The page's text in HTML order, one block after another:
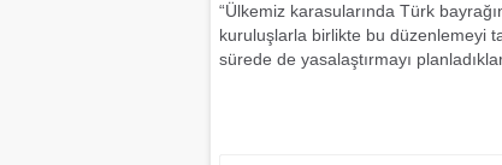
“Ülkemiz karasularında Türk
kuruluşlarla birlikte bu düzenlemeyi
sürede de yasalaştırmayı